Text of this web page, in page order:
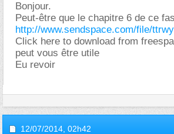
Bonjour.
Peut-être que le chapitre 6 de ce
http://www.sendspace.com/file/
Click here to download from
peut vous être utile
Eu revoir
12/07/2014, 02h42